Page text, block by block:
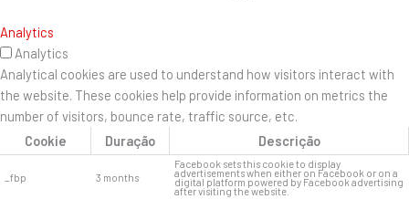
Analytics
Analytics
Analytical cookies are used to understand how visitors interact with
the website. These cookies help provide information on metrics the
number of visitors, bounce rate, traffic source, etc.
Cookie
Duração Descrição
_fbp 3 months
Facebook sets this cookie to display
advertisements when either on Facebook or on a
digital platform powered by Facebook advertising
after visiting the website.